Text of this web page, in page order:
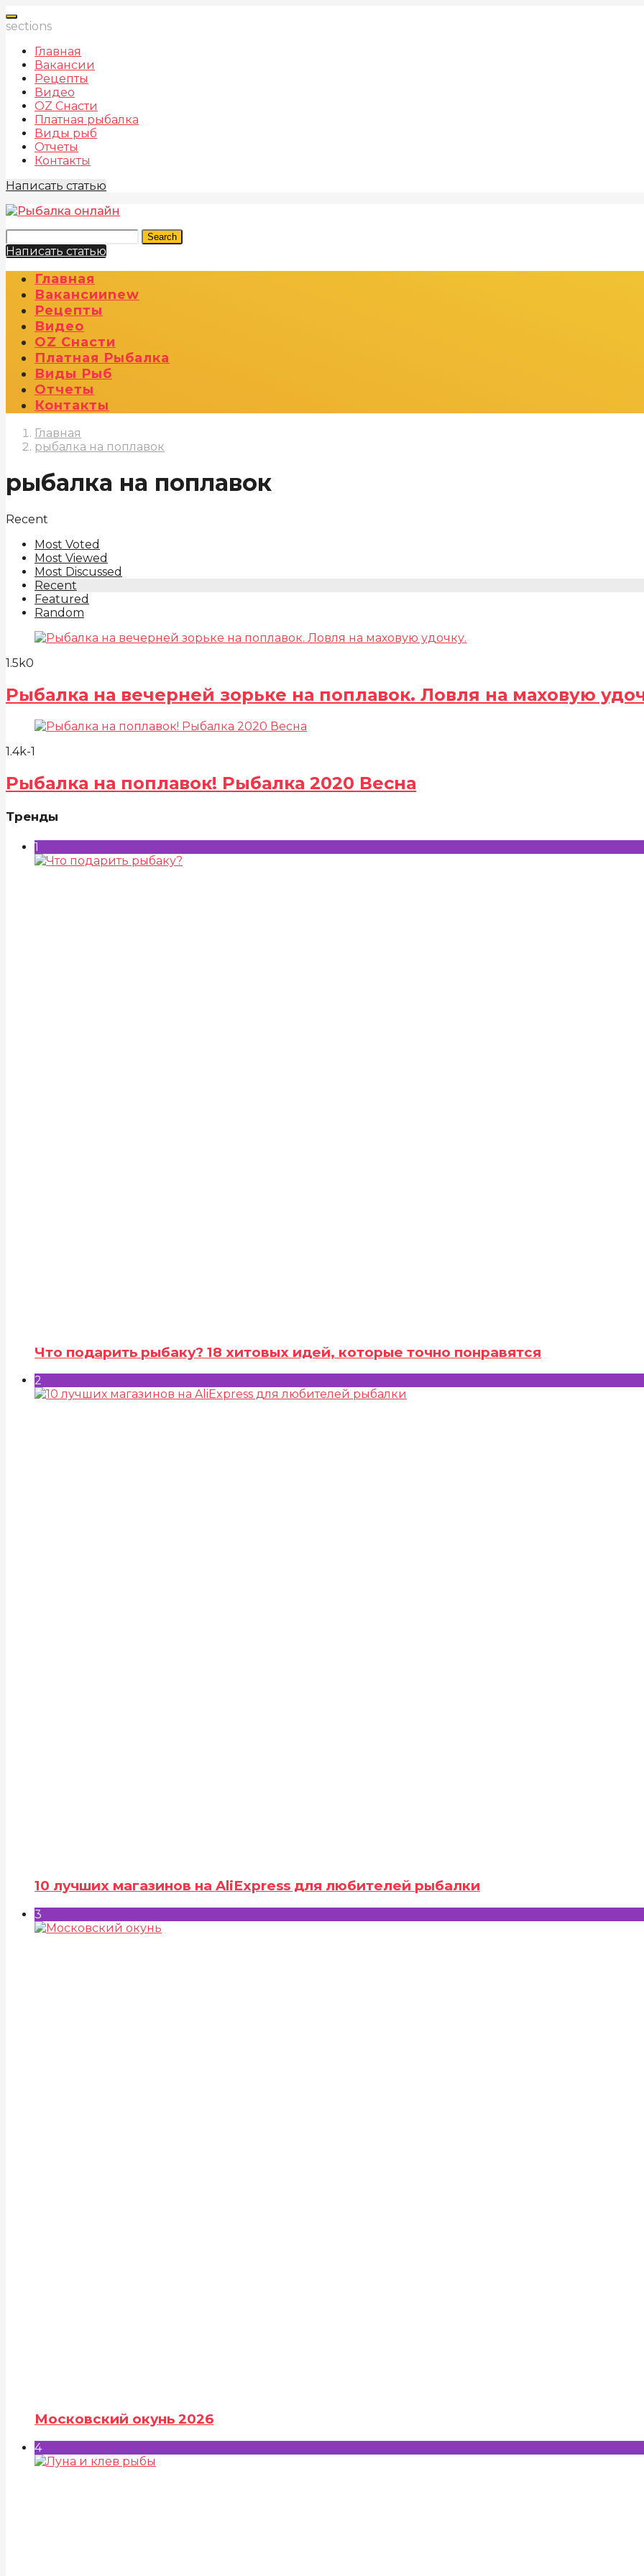
sections
Главная
Вакансии
Рецепты
Видео
OZ Снасти
Платная рыбалка
Виды рыб
Отчеты
Контакты
Написать статью
Search
Написать статью
Главная
ВакансииNew
Рецепты
Видео
OZ Снасти
Платная Рыбалка
Виды Рыб
Отчеты
Контакты
Главная
рыбалка на поплавок
рыбалка на поплавок
Recent
Most Voted
Most Viewed
Most Discussed
Recent
Featured
Random
1.5k0
Рыбалка на вечерней зорьке на поплавок. Ловля на маховую
1.4k-1
Рыбалка на поплавок! Рыбалка 2020 Весна
Тренды
1
Что подарить рыбаку? 18 хитовых идей, которые точно понравятся
2
10 лучших магазинов на AliExpress для любителей рыбалки
3
Московский окунь 2026
4